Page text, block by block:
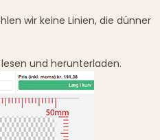
wir keine Linien, die dünner
lesen und herunterladen.